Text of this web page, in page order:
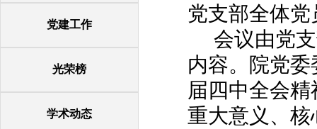
党建工作
光荣榜
学术动态
党支部全体
会议由党
内容。院党
届四中全会
重大意义、